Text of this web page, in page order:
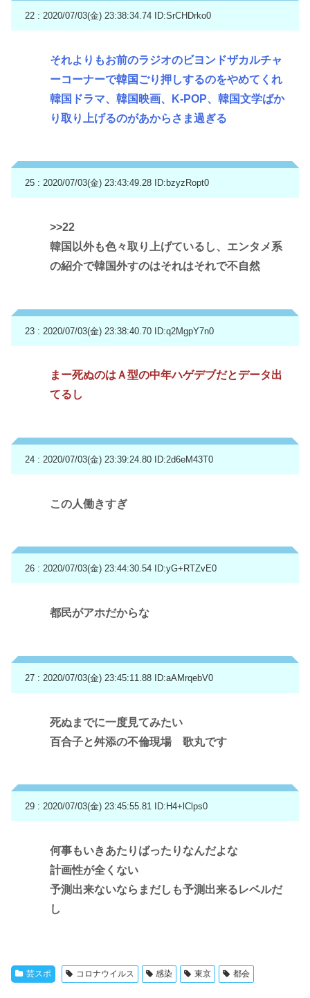
22 : 2020/07/03(金) 23:38:34.74 ID:SrCHDrko0
それよりもお前のラジオのビヨンドザカルチャ
ーコーナーで韓国ごり押しするのをやめてくれ
韓国ドラマ、韓国映画、K-POP、韓国文学ばか
り取り上げるのがあからさま過ぎる
25 : 2020/07/03(金) 23:43:49.28 ID:bzyzRopt0
>>22
韓国以外も色々取り上げているし、エンタメ系
の紹介で韓国外すのはそれはそれで不自然
23 : 2020/07/03(金) 23:38:40.70 ID:q2MgpY7n0
まー死ぬのはＡ型の中年ハゲデブだとデータ出
てるし
24 : 2020/07/03(金) 23:39:24.80 ID:2d6eM43T0
この人働きすぎ
26 : 2020/07/03(金) 23:44:30.54 ID:yG+RTZvE0
都民がアホだからな
27 : 2020/07/03(金) 23:45:11.88 ID:aAMrqebV0
死ぬまでに一度見てみたい
百合子と舛添の不倫現場 歌丸です
29 : 2020/07/03(金) 23:45:55.81 ID:H4+lClps0
何事もいきあたりばったりなんだよな
計画性が全くない
予測出来ないならまだしも予測出来るレベルだ
し
芸スポ コロナウイルス 感染 東京 都会